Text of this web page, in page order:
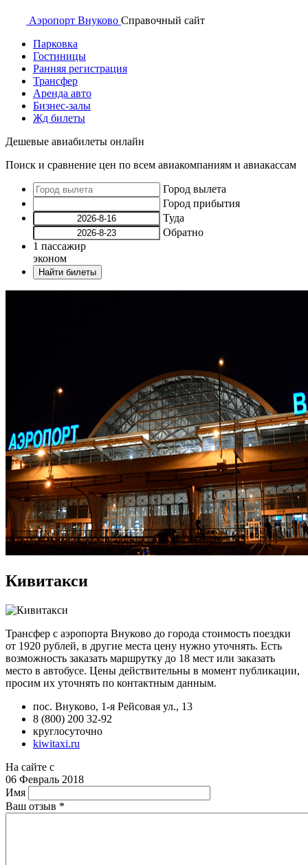
Аэропорт Внуково Справочный сайт
Парковка
Гостиницы
Ранняя регистрация
Трансфер
Аренда авто
Бизнес-залы
Жд билеты
Дешевые авиабилеты онлайн
Поиск и сравнение цен по всем авиакомпаниям и авиакассам
Город вылета
Город прибытия
Туда
Обратно
1 пассажир
эконом
Найти билеты
Кивитакси
Трансфер с аэропорта Внуково до города стоимость поездки
от 1920 рублей, в другие места цену нужно уточнять. Есть
возможность заказать маршрутку до 18 мест или заказать
место в автобусе. Цены действительны в момент публикации,
просим их уточнять по контактным данным.
пос. Внуково, 1-я Рейсовая ул., 13
8 (800) 200 32-92
круглосуточно
kiwitaxi.ru
На сайте с
06 Февраль 2018
Имя
Ваш отзыв *